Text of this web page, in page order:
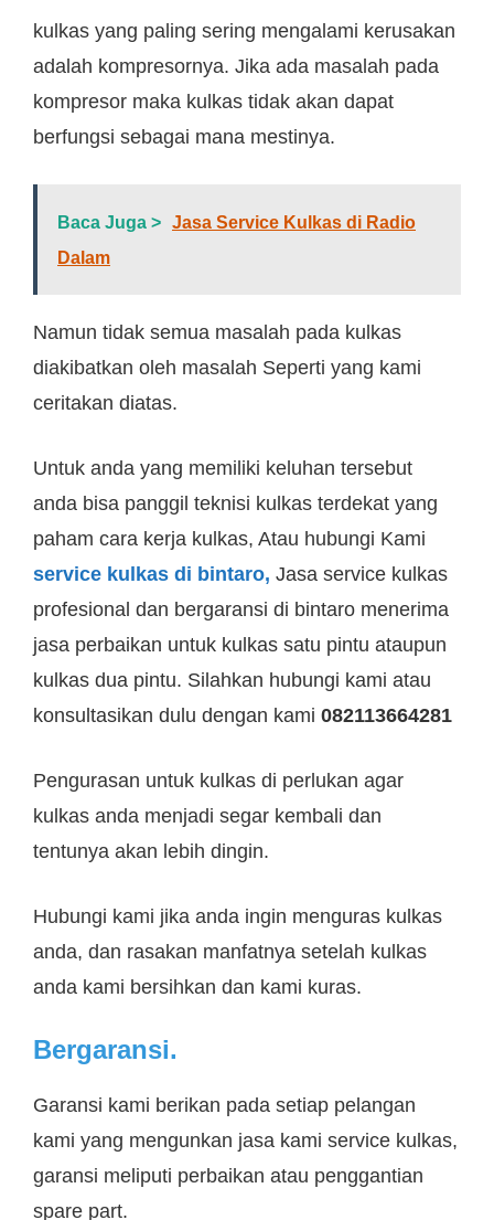
kulkas yang paling sering mengalami kerusakan
adalah kompresornya. Jika ada masalah pada
kompresor maka kulkas tidak akan dapat
berfungsi sebagai mana mestinya.
Baca Juga > Jasa Service Kulkas di Radio
Dalam
Namun tidak semua masalah pada kulkas
diakibatkan oleh masalah Seperti yang kami
ceritakan diatas.
Untuk anda yang memiliki keluhan tersebut
anda bisa panggil teknisi kulkas terdekat yang
paham cara kerja kulkas, Atau hubungi Kami
service kulkas di bintaro, Jasa service kulkas
profesional dan bergaransi di bintaro menerima
jasa perbaikan untuk kulkas satu pintu ataupun
kulkas dua pintu. Silahkan hubungi kami atau
konsultasikan dulu dengan kami 082113664281
Pengurasan untuk kulkas di perlukan agar
kulkas anda menjadi segar kembali dan
tentunya akan lebih dingin.
Hubungi kami jika anda ingin menguras kulkas
anda, dan rasakan manfatnya setelah kulkas
anda kami bersihkan dan kami kuras.
Bergaransi.
Garansi kami berikan pada setiap pelangan
kami yang mengunkan jasa kami service kulkas,
garansi meliputi perbaikan atau penggantian
spare part.